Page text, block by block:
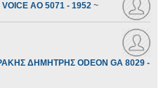
AO 5071 - 1952 ~
ΔΗΜΗΤΡΗΣ ODEON GA 8029 -